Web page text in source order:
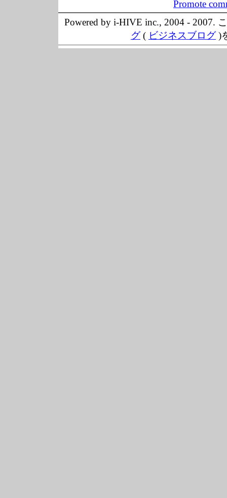
Promote
Powered by i-HIVE inc., 2004 - 2007.
グ( ビジネスブログ)